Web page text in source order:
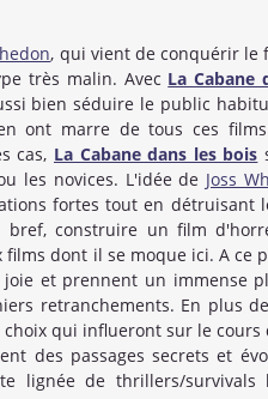
, qui vient de conquérir le
très malin. Avec La Cabane
bien séduire le public
ont marre de tous ces
cas, La Cabane dans les bois
les novices. L'idée de Joss
fortes tout en détruisant
bref, construire un film
films dont il se moque ici. A ce
et prennent un immense
retranchements. En plus
choix qui influeront sur le
des passages secrets et
lignée de thrillers/